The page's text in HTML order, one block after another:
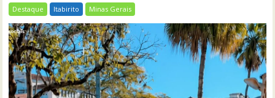
Destaque Itabirito Minas Gerais